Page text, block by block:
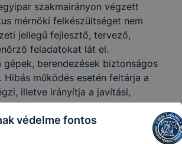
szakmairányon végzett
mérnöki felkészültséget nem
jellegű fejlesztő, tervező,
feladatokat lát el.
gépek, berendezések biztonságos
Hibás működés esetén feltárja a
illetve irányítja a javítási,
folyamatokat. Részt vesz
tervezési
az új technológiák bevezetésében
védelme fontos